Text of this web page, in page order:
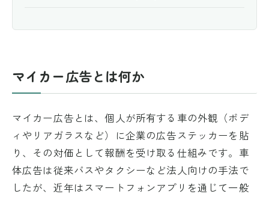
マイカー広告とは何か
マイカー広告とは、個人が所有する車の外観（ボデ
ィやリアガラスなど）に企業の広告ステッカーを貼
り、その対価として報酬を受け取る仕組みです。車
体広告は従来バスやタクシーなど法人向けの手法で
したが、近年はスマートフォンアプリを通じて一般